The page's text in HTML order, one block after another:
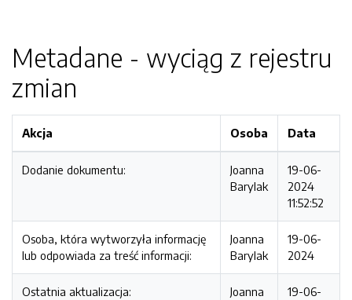
Metadane - wyciąg z rejestru
zmian
Akcja Osoba Data
Dodanie dokumentu:
Joanna
Barylak
19-06-
2024
11:52:52
Osoba, która wytworzyła informację
lub odpowiada za treść informacji:
Joanna
Barylak
19-06-
2024
Ostatnia aktualizacja:
Joanna
19-06-